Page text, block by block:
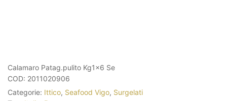
Calamaro Patag.pulito Kg1x6 Se
COD: 2011020906
Categorie: Ittico, Seafood Vigo, Surgelati